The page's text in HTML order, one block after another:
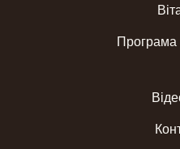
Програма